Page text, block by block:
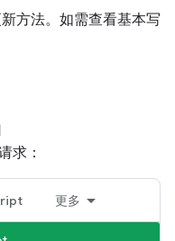
方法。如需查看基本写
求：
更多